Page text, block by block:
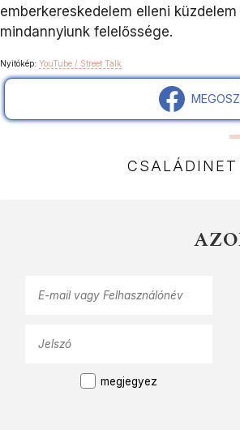
emberkereskedelem elleni
mindannyiunk felelőssége.
Nyitókép: YouTube / Street Talk
CSALÁDINET
megjegyez